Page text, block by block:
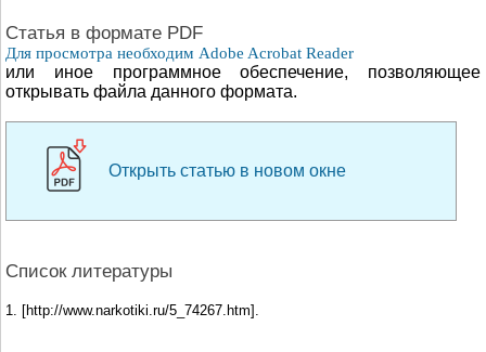
Cтатья в формате PDF
Для просмотра необходим Adobe Acrobat Reader
или иное программное обеспечение, позволяющее
открывать файла данного формата.
Открыть статью в новом окне
Список литературы
1. [http://www.narkotiki.ru/5_74267.htm].